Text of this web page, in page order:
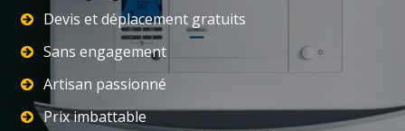
Devis et déplacement gratuits
Sans engagement
Artisan passionné
Prix imbattable